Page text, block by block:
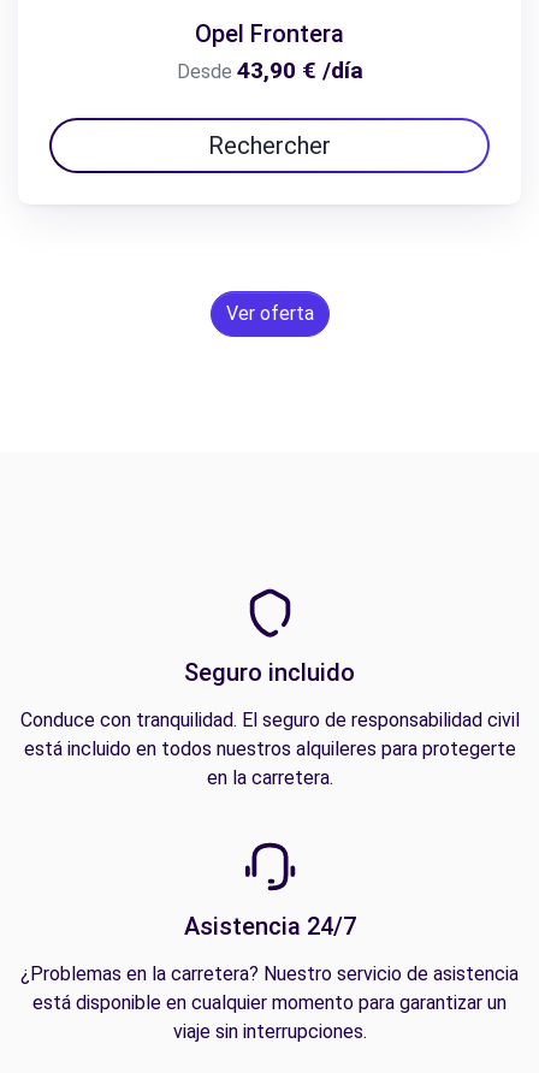
Opel Frontera
Desde 43,90 € /día
Rechercher
Ver oferta
Seguro incluido
Conduce con tranquilidad. El seguro de responsabilidad civil
está incluido en todos nuestros alquileres para protegerte
en la carretera.
Asistencia 24/7
¿Problemas en la carretera? Nuestro servicio de asistencia
está disponible en cualquier momento para garantizar un
viaje sin interrupciones.